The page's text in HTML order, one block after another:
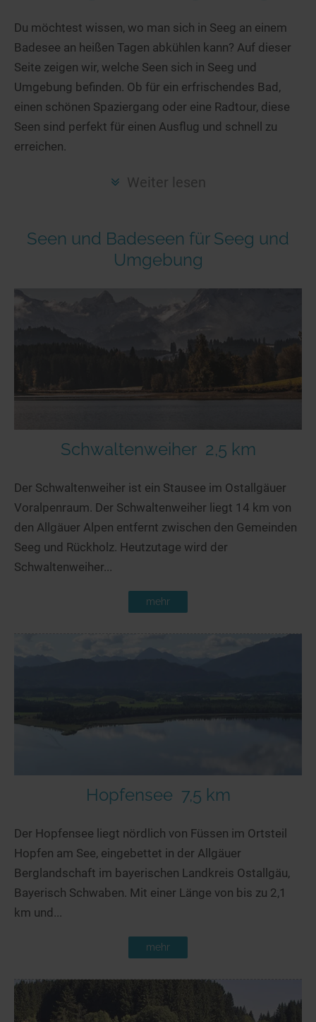
Stand Up Paddeling
Kitesurfen
Kanu- & Kajaktouren
Badeseen in Deutschland
Genuss pur
Wellness am See
Urlaub an der Küste
Direkt am Wasser
Unterkünfte
Hotels am See
Ferienwohnungen
Hausboote
Camping
Ferienwohnungen
Hausboote
Camping am See
Top-Hotels
Top-Hotel Empfehlungen
Familienhotels
Ausgefallenes
Hundefreundliche Unterkünfte
Finde Deinen See
Seen in Deiner Nähe
Seen in Deutschland
Seen in Europa
Strandbad-Verzeichnis
Überwachte Badestellen
Top Seen nach Bundesländern
Deutschlands Lieblingsseen
Schweiz
Frankreich
Schweden
alle Länder…
Du möchtest wissen, wo man sich in Seeg an einem
Badesee an heißen Tagen abkühlen kann? Auf dieser
Seite zeigen wir, welche Seen sich in Seeg und
Umgebung befinden. Ob für ein erfrischendes Bad,
einen schönen Spaziergang oder eine Radtour, diese
Seen sind perfekt für einen Ausflug und schnell zu
erreichen.
Weiter lesen
Seen und Badeseen für Seeg und
Umgebung
Schwaltenweiher 2,5 km
Der Schwaltenweiher ist ein Stausee im Ostallgäuer
Voralpenraum. Der Schwaltenweiher liegt 14 km von
den Allgäuer Alpen entfernt zwischen den Gemeinden
Seeg und Rückholz. Heutzutage wird der
Schwaltenweiher...
mehr
Hopfensee 7,5 km
Der Hopfensee liegt nördlich von Füssen im Ortsteil
Hopfen am See, eingebettet in der Allgäuer
Berglandschaft im bayerischen Landkreis Ostallgäu,
Bayerisch Schwaben. Mit einer Länge von bis zu 2,1
km und...
mehr